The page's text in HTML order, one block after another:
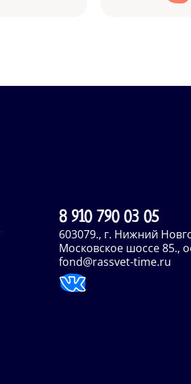
8 910 790 03 05
603079., г. Нижний
Московское шоссе 85.,
fond@rassvet-time.ru